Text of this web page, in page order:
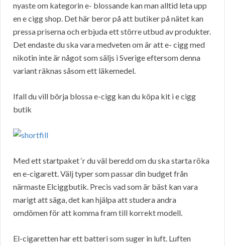
nyaste om kategorin e- blossande kan man alltid leta upp
en e cigg shop. Det här beror på att butiker på nätet kan
pressa priserna och erbjuda ett större utbud av produkter.
Det endaste du ska vara medveten om är att e- cigg med
nikotin inte är något som säljs i Sverige eftersom denna
variant räknas såsom ett läkemedel.
Ifall du vill börja blossa e-cigg kan du köpa kit i e cigg
butik
Med ett startpaket ‘r du väl beredd om du ska starta röka
en e-cigarett. Välj typer som passar din budget från
närmaste Elciggbutik. Precis vad som är bäst kan vara
marigt att säga, det kan hjälpa att studera andra
omdömen för att komma fram till korrekt modell.
El-cigaretten har ett batteri som suger in luft. Luften